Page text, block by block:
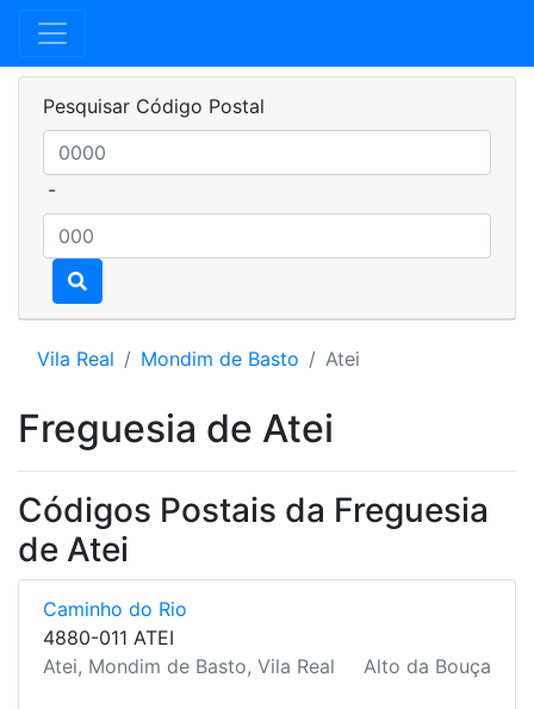
Pesquisar Código Postal
-
Vila Real Mondim de Basto Atei
Freguesia de Atei
Códigos Postais da Freguesia
de Atei
Caminho do Rio
4880-011 ATEI
Atei, Mondim de Basto, Vila Real
Alto da Bouça